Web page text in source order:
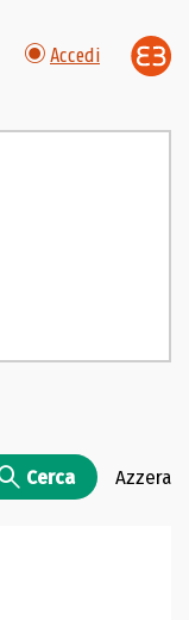
Accedi
Cerca Azzera